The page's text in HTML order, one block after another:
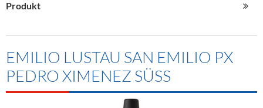
Kontakt
Neuigkeiten
Termine
Sirup
Spirituosen
Kommisionskauf & Lieferbedingungen
Fremddienstleistungen
Produkt
EMILIO LUSTAU SAN EMILIO PX
PEDRO XIMENEZ SÜSS